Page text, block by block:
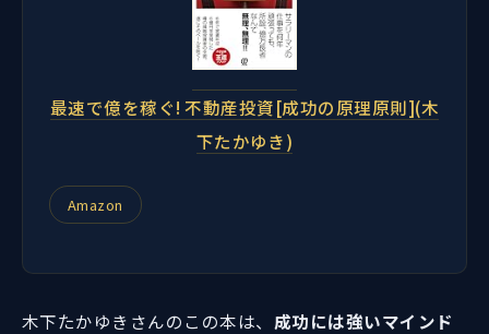
最速で億を稼ぐ! 不動産投資[成功の原理原則](木
下たかゆき)
Amazon
木下たかゆきさんのこの本は、 成功には強いマインド